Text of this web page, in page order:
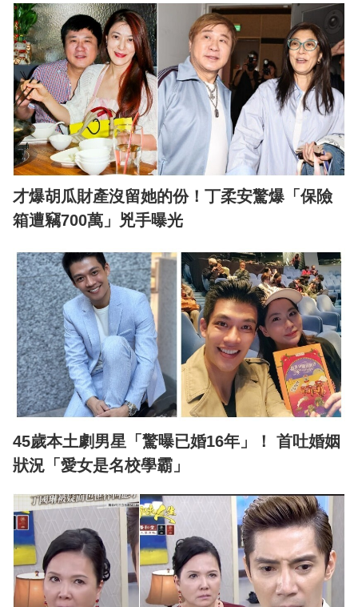
才爆胡瓜財產沒留她的份！丁柔安驚爆「保險
箱遭竊700萬」兇手曝光
45歲本土劇男星「驚曝已婚16年」！ 首吐婚姻
狀況「愛女是名校學霸」